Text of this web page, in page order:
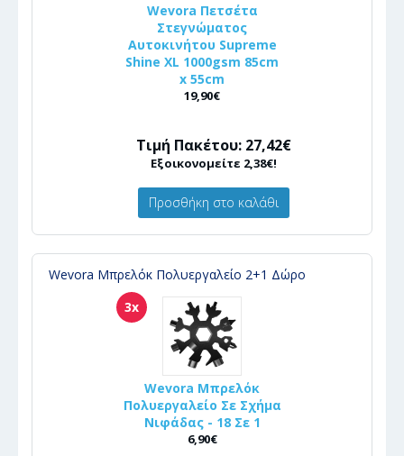
Wevora Πετσέτα
Στεγνώματος
Αυτοκινήτου Supreme
Shine XL 1000gsm 85cm
x 55cm
19,90€
Τιμή Πακέτου: 27,42€
Εξοικονομείτε 2,38€!
Προσθήκη στο καλάθι
Wevora Μπρελόκ Πολυεργαλείο 2+1 Δώρο
3x
Wevora Μπρελόκ
Πολυεργαλείο Σε Σχήμα
Νιφάδας - 18 Σε 1
6,90€